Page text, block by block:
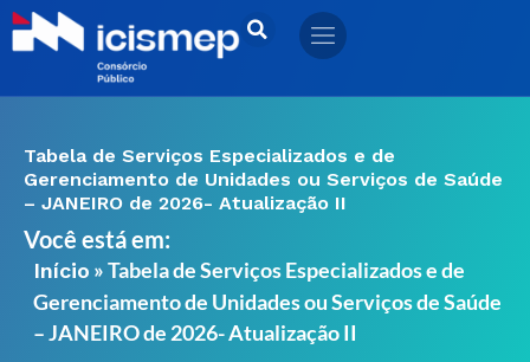
Ir
para
Tabela de Serviços Especializados e de
Gerenciamento de Unidades ou Serviços de Saúde
– JANEIRO de 2026- Atualização II
Você está em:
Início »Tabela de Serviços Especializados e de
Gerenciamento de Unidades ou Serviços de Saúde
– JANEIRO de 2026- Atualização II